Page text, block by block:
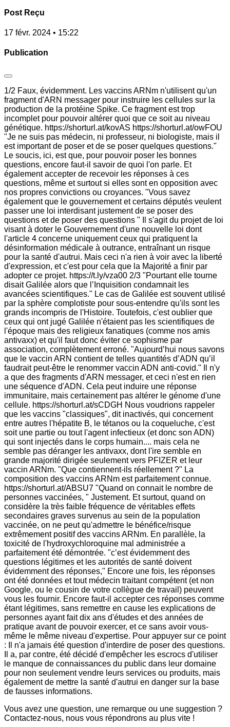
Post Reçu
17 févr. 2024 • 15:22
Publication
1/2 Faux, évidemment. Les vaccins ARNm n'utilisent qu'un
fragment d'ARN messager pour instruire les cellules sur la
production de la protéine Spike. Ce fragment est trop
incomplet pour pouvoir altérer quoi que ce soit au niveau
génétique. https://shorturl.at/kovAS https://shorturl.at/owFOU
"Je ne suis pas médecin, ni professeur, ni biologiste, mais il
est important de poser et de se poser quelques questions."
Le soucis, ici, est que, pour pouvoir poser les bonnes
questions, encore faut-il savoir de quoi l'on parle. Et
également accepter de recevoir les réponses à ces
questions, même et surtout si elles sont en opposition avec
nos propres convictions ou croyances. "Vous savez
également que le gouvernement et certains députés veulent
passer une loi interdisant justement de se poser des
questions et de poser des questions " Il s'agit du projet de loi
visant à doter le Gouvernement d'une nouvelle loi dont
l'article 4 concerne uniquement ceux qui pratiquent la
désinformation médicale à outrance, entraînant un risque
pour la santé d'autrui. Mais ceci n'a rien à voir avec la liberté
d'expression, et c'est pour cela que la Majorité a finir par
adopter ce projet. https://t.ly/vza00 2/3 "Pourtant elle tourne
disait Galilée alors que l’Inquisition condamnait les
avancées scientifiques." Le cas de Galilée est souvent utilisé
par la sphère complotiste pour sous-entendre qu'ils sont les
grands incompris de l'Histoire. Toutefois, c'est oublier que
ceux qui ont jugé Galilée n'étaient pas les scientifiques de
l'époque mais des religieux fanatiques (comme nos amis
antivaxx) et qu'il faut donc éviter ce sophisme par
association, complètement erroné. "Aujourd’hui nous savons
que le vaccin ARN contient de telles quantités d’ADN qu’il
faudrait peut-être le renommer vaccin ADN anti-covid." Il n'y
a que des fragments d'ARN messager, et ceci n'est en rien
une séquence d'ADN. Cela peut induire une réponse
immunitaire, mais certainement pas altérer le génome d'une
cellule. https://shorturl.at/sCDGH Nous voudrions rappeler
que les vaccins "classiques", dit inactivés, qui concernent
entre autres l'hépatite B, le tétanos ou la coqueluche, c'est
soit une partie ou tout l'agent infectieux (et donc son ADN)
qui sont injectés dans le corps humain.... mais cela ne
semble pas déranger les antivaxx, dont l'ire semble en
grande majorité dirigée seulement vers PFIZER et leur
vaccin ARNm. "Que contiennent-ils réellement ?" La
composition des vaccins ARNm est parfaitement connue.
https://shorturl.at/ABSU7 "Quand on connait le nombre de
personnes vaccinées, " Justement. Et surtout, quand on
considère la très faible fréquence de véritables effets
secondaires graves survenus au sein de la population
vaccinée, on ne peut qu'admettre le bénéfice/risque
extrêmement positif des vaccins ARNm. En parallèle, la
toxicité de l'hydroxychloroquine mal administrée a
parfaitement été démontrée. "c’est évidemment des
questions légitimes et les autorités de santé doivent
évidemment des réponses," Encore une fois, les réponses
ont été données et tout médecin traitant compétent (et non
Google, ou le cousin de votre collègue de travail) peuvent
vous les fournir. Encore faut-il accepter ces réponses comme
étant légitimes, sans remettre en cause les explications de
personnes ayant fait dix ans d'études et des années de
pratique avant de pouvoir exercer, et ce sans avoir vous-
même le même niveau d'expertise. Pour appuyer sur ce point
: Il n'a jamais été question d'interdire de poser des questions.
Il a, par contre, été décidé d'empêcher les escrocs d'utiliser
le manque de connaissances du public dans leur domaine
pour non seulement vendre leurs services ou produits, mais
également de mettre la santé d'autrui en danger sur la base
de fausses informations.
Vous avez une question, une remarque ou une suggestion ?
Contactez-nous, nous vous répondrons au plus vite !